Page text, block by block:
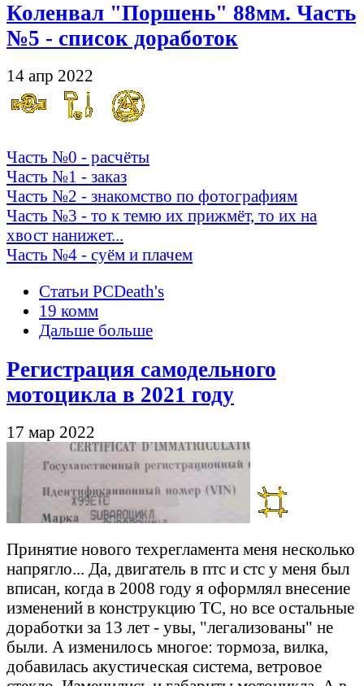
Коленвал "Поршень" 88мм. Часть
№5 - список доработок
14 апр 2022
Часть №0 - расчёты
Часть №1 - заказ
Часть №2 - знакомство по фотографиям
Часть №3 - то к темю их прижмёт, то их на
хвост нанижет...
Часть №4 - суём и плачем
Статьи PCDeath's
19 комм
Дальше больше
Регистрация самодельного
мотоцикла в 2021 году
17 мар 2022
Принятие нового техрегламента меня несколько
напрягло... Да, двигатель в птс и стс у меня был
вписан, когда в 2008 году я оформлял внесение
изменений в конструкцию ТС, но все остальные
доработки за 13 лет - увы, "легализованы" не
были. А изменилось многое: тормоза, вилка,
добавилась акустическая система, ветровое